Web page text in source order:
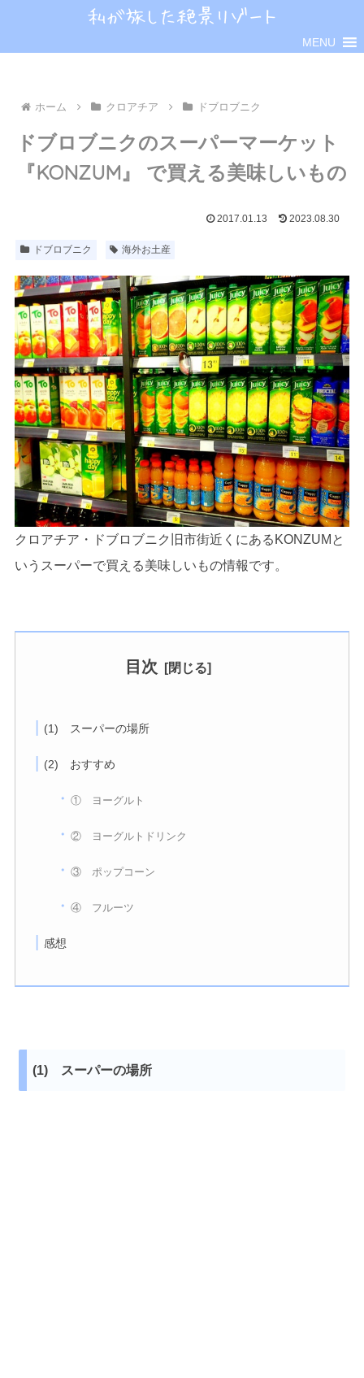
MENU
ホーム クロアチア ドブロブニク
ドブロブニクのスーパーマーケット
『KONZUM』 で買える美味しいもの
2017.01.13 2023.08.30
ドブロブニク 海外お土産
クロアチア・ドブロブニク旧市街近くにあるKONZUMと
いうスーパーで買える美味しいもの情報です。
目次
(1) スーパーの場所
(2) おすすめ
① ヨーグルト
② ヨーグルトドリンク
③ ポップコーン
④ フルーツ
感想
(1) スーパーの場所